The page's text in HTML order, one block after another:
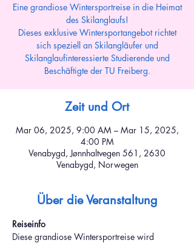
Eine grandiose Wintersportreise in die Heimat
des Skilanglaufs!
Dieses exklusive Wintersportangebot richtet
sich speziell an Skilangläufer und
Skilanglaufinteressierte Studierende und
Beschäftigte der TU Freiberg.
Zeit und Ort
Mar 06, 2025, 9:00 AM – Mar 15, 2025,
4:00 PM
Venabygd, Jønnhaltvegen 561, 2630
Venabygd, Norwegen
Über die Veranstaltung
Reiseinfo
Diese grandiose Wintersportreise wird